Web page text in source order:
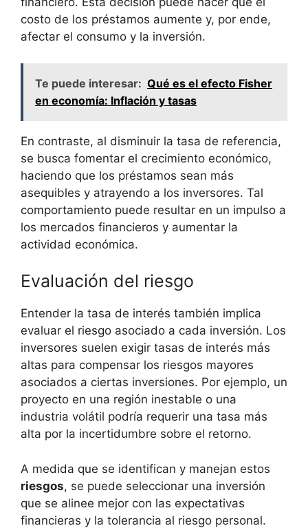
costo de los préstamos aumente y, por ende,
afectar el consumo y la inversión.
Te puede interesar: Qué es el efecto Fisher
en economía: Inflación y tasas
En‍ contraste, al ​disminuir la ‌tasa de referencia,
se busca fomentar ⁢el crecimiento económico,
haciendo que ‍los préstamos sean más
asequibles y atrayendo a ‍los inversores. Tal
comportamiento puede resultar en un impulso‌ a
los mercados financieros y⁣ aumentar la
actividad económica.
Evaluación del⁣ riesgo
Entender la ⁣tasa de⁤ interés‍ también implica
evaluar el riesgo asociado⁢ a ⁣cada inversión. ⁣Los
inversores suelen ‍exigir tasas de interés más
altas para ⁣compensar‍ los riesgos mayores
⁤asociados a ⁣ciertas​ inversiones. Por ejemplo, un
proyecto en una región inestable o una⁤
industria volátil ⁣podría ​requerir una⁢ tasa más
alta por la incertidumbre sobre el ⁣retorno.
A ​medida⁤ que se identifican y manejan ⁢estos
riesgos, se‍ puede ‌seleccionar una inversión
que se alinee mejor con las expectativas
financieras y la tolerancia al riesgo personal.